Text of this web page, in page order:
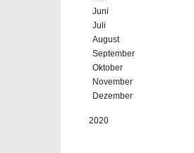
Juni
Juli
August
September
Oktober
November
Dezember
2020